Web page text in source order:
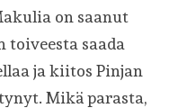
on saanut
toiveesta saada
ja kiitos Pinjan
Mikä parasta,